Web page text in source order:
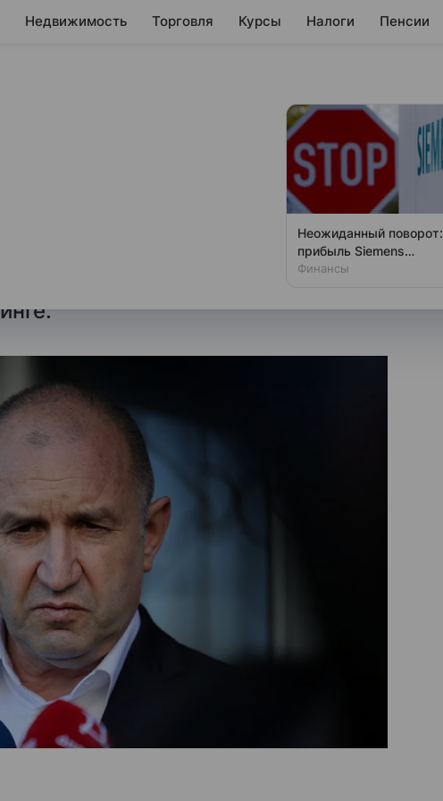
Недвижимость Торговля Курсы Налоги Пенсии
навредят стране
Радев заявил, что его страна
против России, способных
Соответствующее
Неожиданный поворот:
прибыль Siemens
шокировала рынок
Финансы